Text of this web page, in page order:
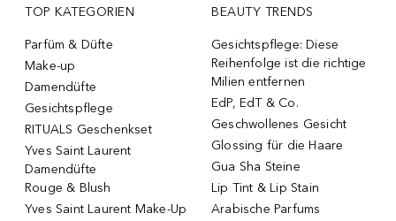
TOP KATEGORIEN
Parfüm & Düfte
Make-up
Damendüfte
Gesichtspflege
RITUALS Geschenkset
Yves Saint Laurent
Damendüfte
Rouge & Blush
Yves Saint Laurent Make-Up
BEAUTY TRENDS
Gesichtspflege: Diese
Reihenfolge ist die richtige
Milien entfernen
EdP, EdT & Co.
Geschwollenes Gesicht
Glossing für die Haare
Gua Sha Steine
Lip Tint & Lip Stain
Arabische Parfums